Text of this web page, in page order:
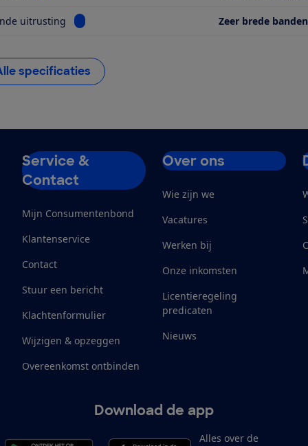
uitrusting Bekijk informatie voor Opvallende uitrusting
Zeer brede
specificaties
Service &
Contact
Mijn Consumentenbond
Klantenservice
Contact
Stuur een bericht
Klachtenformulier
Wijzigen & opzeggen
Overeenkomst ontbinden
Over ons
Wie zijn we
Vacatures
Werken bij
Onze inkomsten
Licentieregeling
predicaten
Nieuws
Download de app
Alles over de